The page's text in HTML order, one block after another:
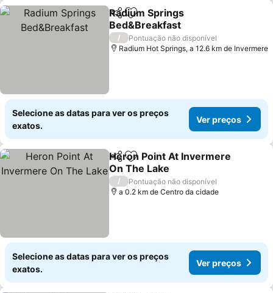
PartilharAdicionar aos favoritos
Radium Springs
Bed&Breakfast
Ver preços
/
Pontuação não disponível
Radium Hot Springs, a 12.6 km de Invermere
Selecione as datas para ver os preços
exatos.
Ver preços
PartilharAdicionar aos favoritos
Heron Point At Invermere
On The Lake
Ver preços
/
Pontuação não disponível
a 0.2 km de Centro da cidade
Selecione as datas para ver os preços
exatos.
Ver preços